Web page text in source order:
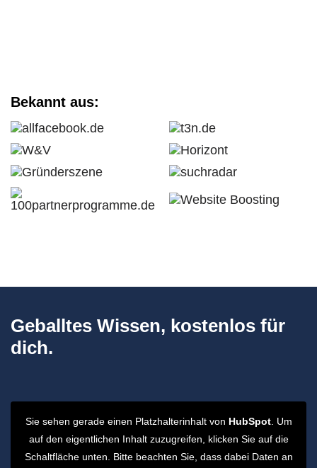
Bekannt aus:
Geballtes Wissen, kostenlos für
dich.
Sie sehen gerade einen Platzhalterinhalt von HubSpot. Um
auf den eigentlichen Inhalt zuzugreifen, klicken Sie auf die
Schaltfläche unten. Bitte beachten Sie, dass dabei Daten an